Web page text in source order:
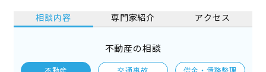
相談内容 専門家紹介 アクセス
不動産の相談
不動産 交通事故 借金・債務整理